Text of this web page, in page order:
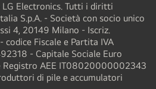
Electronics. Tutti i diritti
S.p.A. - Società con socio unico
4, 20149 Milano - Iscriz.
codice Fiscale e Partita IVA
- Capitale Sociale Euro
Registro AEE IT08020000002343​
di pile e accumulatori